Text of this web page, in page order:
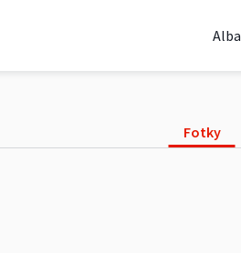
Alba
Fotky